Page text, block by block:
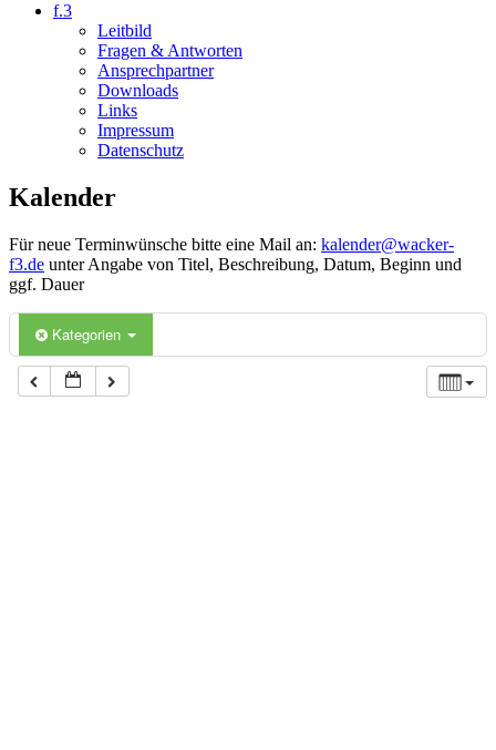
f.3
Leitbild
Fragen & Antworten
Ansprechpartner
Downloads
Links
Impressum
Datenschutz
Kalender
Für neue Terminwünsche bitte eine Mail an: kalender@wacker-
f3.de unter Angabe von Titel, Beschreibung, Datum, Beginn und
ggf. Dauer
Kategorien